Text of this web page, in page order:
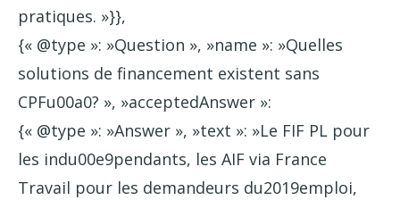
pratiques. »}},
{« @type »: »Question », »name »: »Quelles
solutions de financement existent sans
CPFu00a0? », »acceptedAnswer »:
{« @type »: »Answer », »text »: »Le FIF PL pour
les indu00e9pendants, les AIF via France
Travail pour les demandeurs du2019emploi,